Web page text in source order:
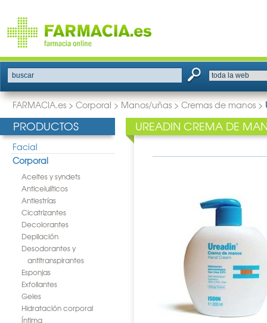
buscar
FARMACIA.es > Corporal > Manos/uñas > Cremas de manos >
PRODUCTOS
Facial
Corporal
Aceites y syndets
Anticelulíticos
Antiestrías
Cicatrizantes
Decolorantes
Depilación
Desodorantes y
antitranspirantes
Esponjas
Exfoliantes
Geles
Hidratación corporal
Íntima
UREADIN CREMA DE